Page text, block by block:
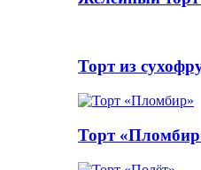
Торт из
Торт